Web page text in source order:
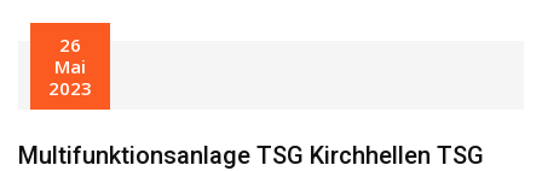
26
Mai
2023
Multifunktionsanlage TSG Kirchhellen TSG